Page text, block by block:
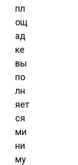
пл
ощ
ад
ке
вы
по
лн
яет
ся
ми
ни
му